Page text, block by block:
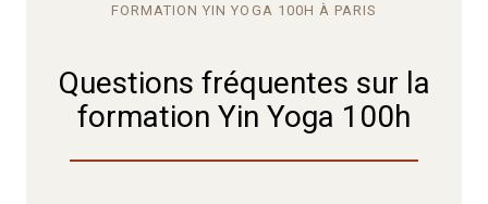
FORMATION YIN YOGA 100H À PARIS
Questions fréquentes sur la
formation Yin Yoga 100h